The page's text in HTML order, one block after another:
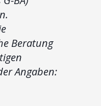
Beratung
Angaben: